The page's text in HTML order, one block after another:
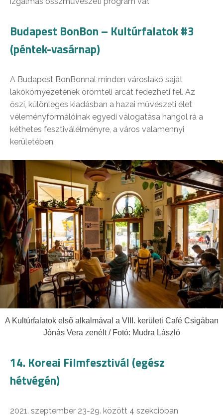
Budapest BonBon – Kultúrfalatok #3
(péntek-vasárnap)
A Budapest BonBonnal minden városlakó saját
lakókörnyezetének örömteli arcát fedezheti fel. Az
őszi, különleges kiadásban a hazai művészeti élet
véleményformálóinak egyedi válogatása hangol rá a
kéthetes fesztiválélményre, a város valamennyi
kerületében.
A Kultúrfalatok első alkalmával a VIII. kerületi Café Csigában
Jónás Vera zenélt / Fotó: Mudra László
14. Koreai Filmfesztivál (egész
hétvégén)
2021. szeptember 23-29. között 4 szekcióban